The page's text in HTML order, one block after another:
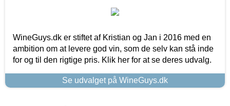
WineGuys.dk er stiftet af Kristian og Jan i 2016 med en
ambition om at levere god vin, som de selv kan stå inde
for og til den rigtige pris. Klik her for at se deres udvalg.
Se udvalget på WineGuys.dk